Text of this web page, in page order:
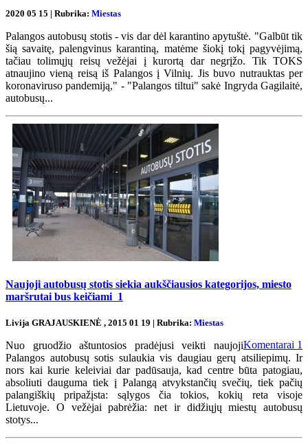
2020 05 15 | Rubrika: Miestas
Palangos autobusų stotis - vis dar dėl karantino apytuštė. "Galbūt tik
šią savaitę, palengvinus karantiną, matėme šiokį tokį pagyvėjimą,
tačiau tolimųjų reisų vežėjai į kurortą dar negrįžo. Tik TOKS
atnaujino vieną reisą iš Palangos į Vilnių. Jis buvo nutrauktas per
koronaviruso pandemiją," - "Palangos tiltui" sakė Ingryda Gagilaitė,
autobusų...
Naujoji autobusų stotis siekia aukščiausios kategorijos, miesto
maršrutai bus keičiami 1
Livija GRAJAUSKIENĖ , 2015 01 19 | Rubrika: Miestas
Komentarai 1
Nuo gruodžio aštuntosios pradėjusi veikti naujoji
Palangos autobusų sotis sulaukia vis daugiau gerų atsiliepimų. Ir
nors kai kurie keleiviai dar padūsauja, kad centre būta patogiau,
absoliuti dauguma tiek į Palangą atvykstančių svečių, tiek pačių
palangiškių pripažįsta: sąlygos čia tokios, kokių reta visoje
Lietuvoje. O vežėjai pabrėžia: net ir didžiųjų miestų autobusų
stotys...